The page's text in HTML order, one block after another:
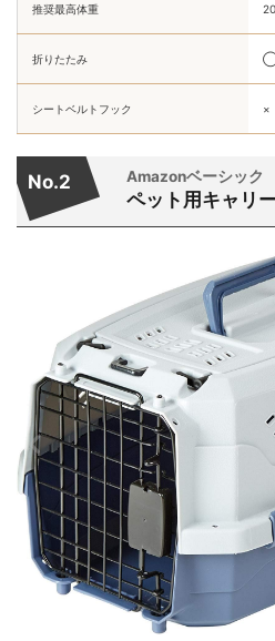
推奨最高体重
折りたたみ
シートベルトフック ×
No.2 Amazonベーシック
ペット用キャリ